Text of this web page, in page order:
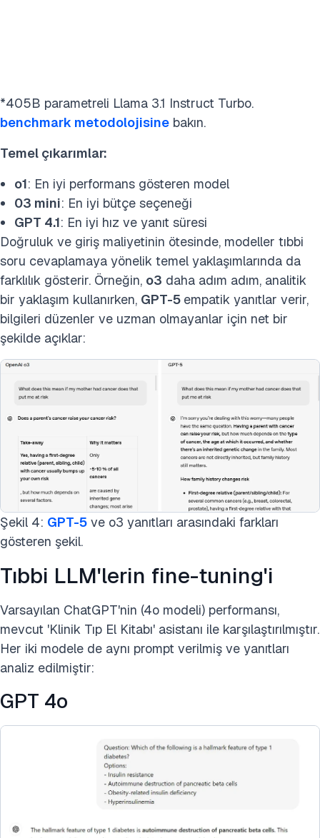
*405B parametreli Llama 3.1 Instruct Turbo.
benchmark metodolojisine bakın.
Temel çıkarımlar:
o1: En iyi performans gösteren model
03 mini: En iyi bütçe seçeneği
GPT 4.1: En iyi hız ve yanıt süresi
Doğruluk ve giriş maliyetinin ötesinde, modeller tıbbi
soru cevaplamaya yönelik temel yaklaşımlarında da
farklılık gösterir. Örneğin, o3 daha adım adım, analitik
bir yaklaşım kullanırken, GPT-5 empatik yanıtlar verir,
bilgileri düzenler ve uzman olmayanlar için net bir
şekilde açıklar:
Şekil 4: GPT-5 ve o3 yanıtları arasındaki farkları
gösteren şekil.
Tıbbi LLM'lerin fine-tuning'i
Varsayılan ChatGPT'nin (4o modeli) performansı,
mevcut 'Klinik Tıp El Kitabı' asistanı ile karşılaştırılmıştır.
Her iki modele de aynı prompt verilmiş ve yanıtları
analiz edilmiştir:
GPT 4o